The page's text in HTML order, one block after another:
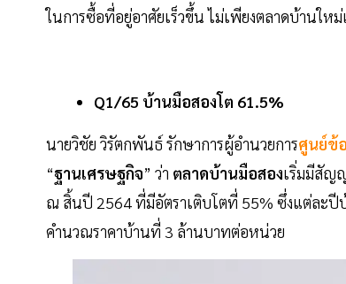
ในการซื้อที่อยู่อาศัยเร็วขึ้น ไม่เพียงตลาดบ้านให
Q1/65 บ้านมือสองโต 61.5%
นายวิชัย วิรัตกพันธ์ รักษาการผู้อำนวยการศูนย์ข้
“ฐานเศรษฐกิจ” ว่า ตลาดบ้านมือสองเริ่มมีสัญ
ณ สิ้นปี 2564 ที่มีอัตราเติบโตที่ 55% ซึ่งแต่ละปี
คำนวณราคาบ้านที่ 3 ล้านบาทต่อหน่วย